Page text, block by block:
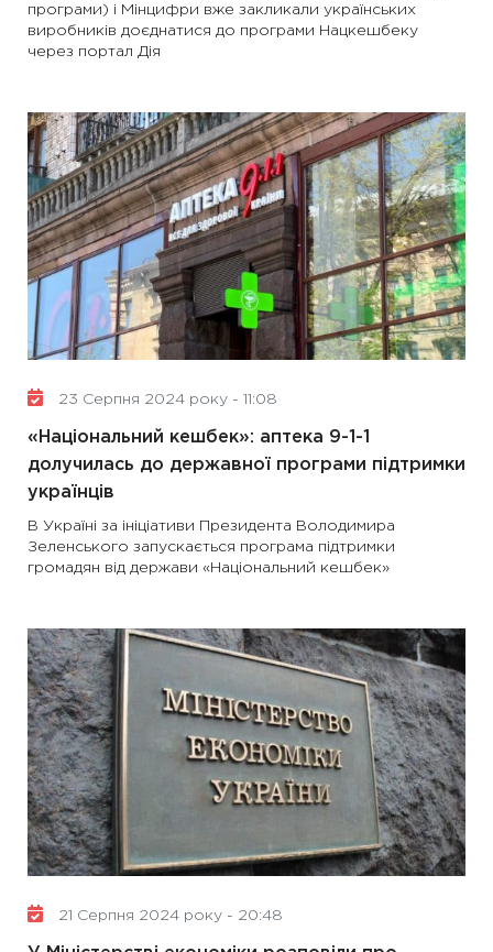
програми) і Мінцифри вже закликали українських
виробників доєднатися до програми Нацкешбеку
через портал Дія
23 Серпня 2024 року - 11:08
«Національний кешбек»: аптека 9-1-1
долучилась до державної програми підтримки
українців
В Україні за ініціативи Президента Володимира
Зеленського запускається програма підтримки
громадян від держави «Національний кешбек»
21 Серпня 2024 року - 20:48